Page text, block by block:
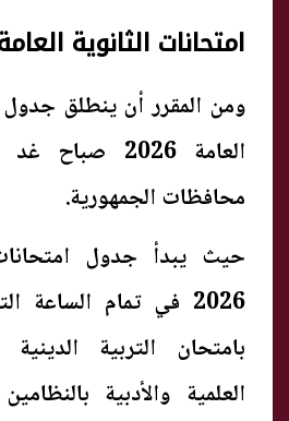
امتحانات الثانوية العامة
ومن المقرر أن ينطلق جدول
العامة 2026
محافظات الجمهورية.
حيث يبدأ جدول امتحانات
2026 في تمام
بامتحان التربية
العلمية والأدبية